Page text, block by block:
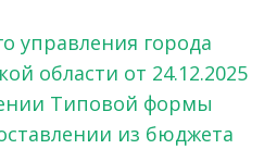
управления города
области от 24.12.2025
Типовой формы
из бюджета